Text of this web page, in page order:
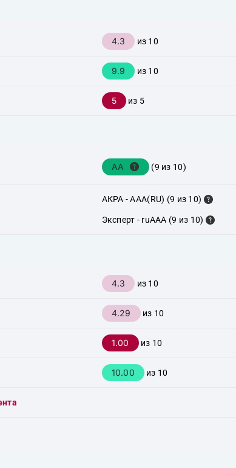
4.3 из 10
9.9 из 10
5 из 5
AA (9 из 10)
АКРА - AAA(RU) (9 из 10)
Эксперт - ruAAA (9 из 10)
4.3 из 10
4.29 из 10
1.00 из 10
10.00 из 10